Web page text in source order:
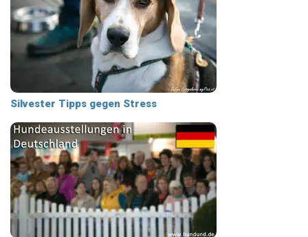
Silvester Tipps gegen Stress